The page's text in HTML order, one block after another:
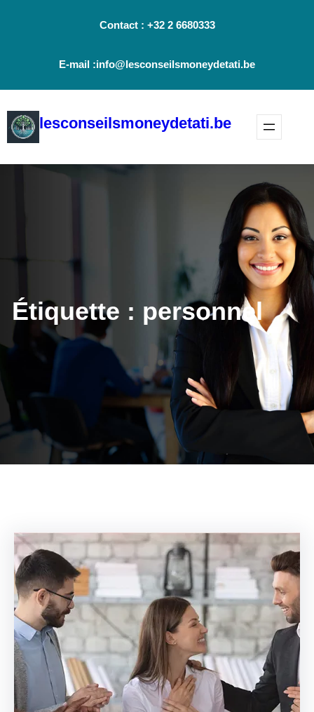
Contact : +32 2 6680333
E-mail :info@lesconseilsmoneydetati.be
lesconseilsmoneydetati.be
Étiquette : personnel